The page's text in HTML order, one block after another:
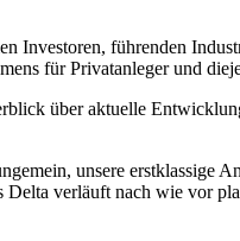
Investoren, führenden
für Privatanleger und
über aktuelle
unsere erstklassige
Delta verläuft nach wie vor